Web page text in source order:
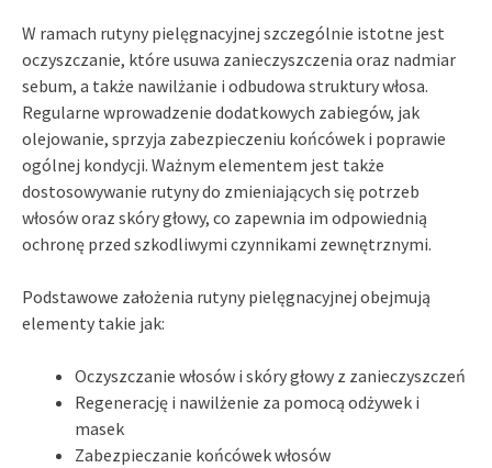
W ramach rutyny pielęgnacyjnej szczególnie istotne jest
oczyszczanie, które usuwa zanieczyszczenia oraz nadmiar
sebum, a także nawilżanie i odbudowa struktury włosa.
Regularne wprowadzenie dodatkowych zabiegów, jak
olejowanie, sprzyja zabezpieczeniu końcówek i poprawie
ogólnej kondycji. Ważnym elementem jest także
dostosowywanie rutyny do zmieniających się potrzeb
włosów oraz skóry głowy, co zapewnia im odpowiednią
ochronę przed szkodliwymi czynnikami zewnętrznymi.
Podstawowe założenia rutyny pielęgnacyjnej obejmują
elementy takie jak:
Oczyszczanie włosów i skóry głowy z zanieczyszczeń
Regenerację i nawilżenie za pomocą odżywek i
masek
Zabezpieczanie końcówek włosów